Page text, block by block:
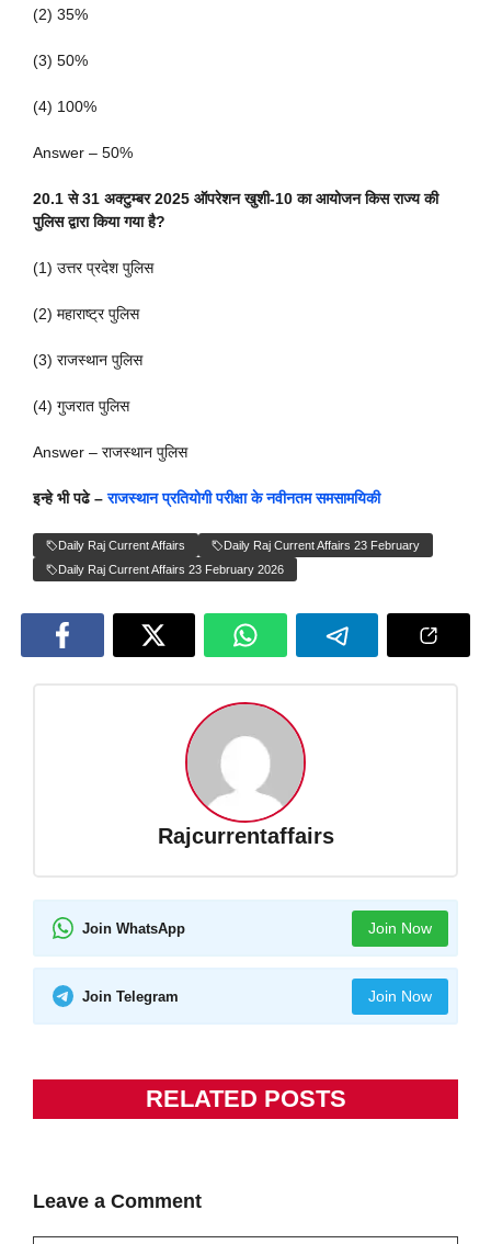
(2) 35%
(3) 50%
(4) 100%
Answer – 50%
20.1 से 31 अक्टुम्बर 2025 ऑपरेशन खुशी-10 का आयोजन किस राज्य की
पुलिस द्वारा किया गया है?
(1) उत्तर प्रदेश पुलिस
(2) महाराष्ट्र पुलिस
(3) राजस्थान पुलिस
(4) गुजरात पुलिस
Answer – राजस्थान पुलिस
इन्हे भी पढे –राजस्थान प्रतियोगी परीक्षा के नवीनतम समसामयिकी
Daily Raj Current Affairs
Daily Raj Current Affairs 23 February
Daily Raj Current Affairs 23 February 2026
Rajcurrentaffairs
Join WhatsApp Join Now
Join Telegram Join Now
RELATED POSTS
Leave a Comment